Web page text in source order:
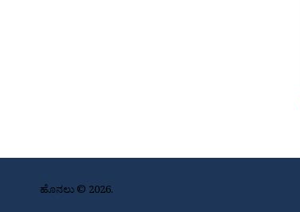
ಹೊನಲು © 2026.